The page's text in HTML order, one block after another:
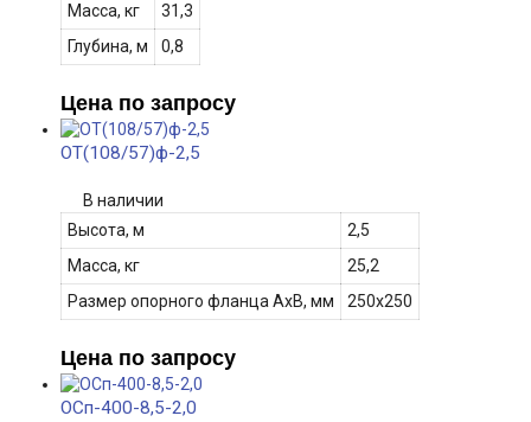
Масса, кг
31,3
Глубина, м
0,8
Цена по запросу
ОТ(108/57)ф-2,5
В наличии
Высота, м
2,5
Масса, кг
25,2
Размер опорного фланца АхВ, мм 250х250
Цена по запросу
ОСп-400-8,5-2,0